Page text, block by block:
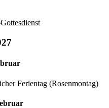
Ferientag (Rosenmontag)